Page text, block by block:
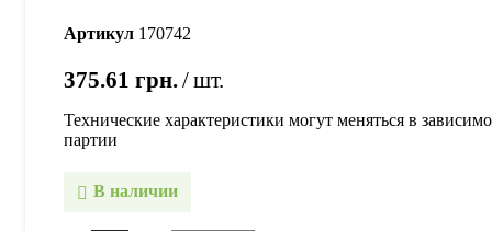
Артикул 170742
375.61 грн. шт.
Технические характеристики могут меняться в
партии
В наличии